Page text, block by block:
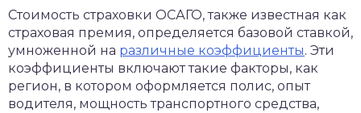
Стоимость страховки ОСАГО, также известная как
страховая премия, определяется базовой ставкой,
умноженной на различные коэффициенты. Эти
коэффициенты включают такие факторы, как
регион, в котором оформляется полис, опыт
водителя, мощность транспортного средства,